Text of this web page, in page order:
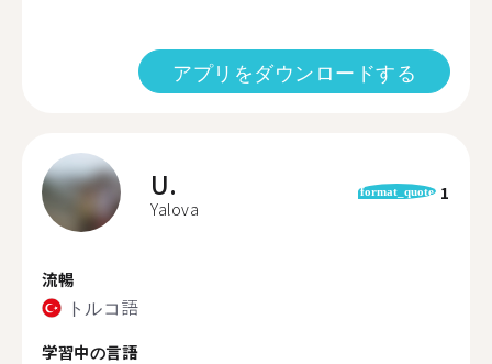
アプリをダウンロードする
U.
Yalova
format_quote 1
流暢
トルコ語
学習中の言語